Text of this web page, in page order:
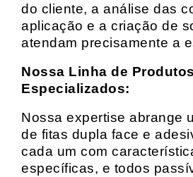
do cliente, a análise das
aplicação e a criação de
atendam precisamente a
Nossa Linha de Produtos
Especializados:
Nossa expertise abrange
de fitas dupla face e
cada um com
específicas, e todos